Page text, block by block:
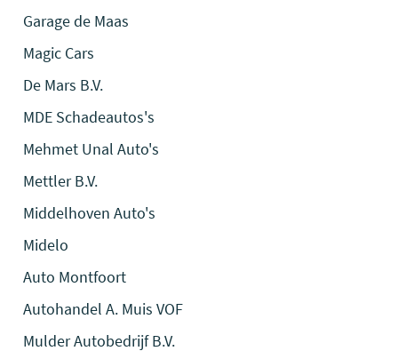
Garage de Maas
Magic Cars
De Mars B.V.
MDE Schadeautos's
Mehmet Unal Auto's
Mettler B.V.
Middelhoven Auto's
Midelo
Auto Montfoort
Autohandel A. Muis VOF
Mulder Autobedrijf B.V.